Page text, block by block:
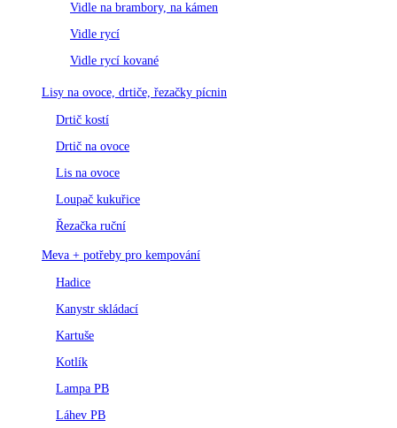
Vidle na brambory, na kámen
Vidle rycí
Vidle rycí kované
Lisy na ovoce, drtiče, řezačky pícnin
Drtič kostí
Drtič na ovoce
Lis na ovoce
Loupač kukuřice
Řezačka ruční
Meva + potřeby pro kempování
Hadice
Kanystr skládací
Kartuše
Kotlík
Lampa PB
Láhev PB